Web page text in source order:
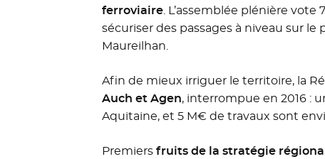
ferroviaire. L’assemblée plénière
sécuriser des passages à niveau sur
Maureilhan.
Afin de mieux irriguer le territoire, la
Auch et Agen, interrompue en 2016 :
Aquitaine, et 5 M€ de travaux sont
Premiers fruits de la stratégie